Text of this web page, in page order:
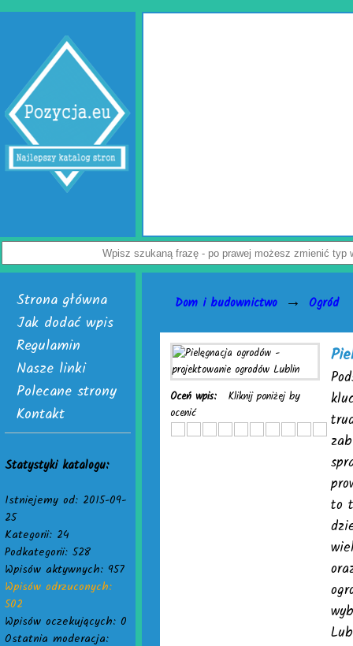
jak
siebie
Strona główna
Jak dodać wpis
Regulamin
Nasze linki
Polecane strony
Kontakt
Statystyki katalogu:
Istniejemy od: 2015-09-
25
Kategorii: 24
Podkategorii: 528
Wpisów aktywnych: 957
Wpisów odrzuconych:
502
Wpisów oczekujących: 0
Ostatnia moderacja:
Dom i budownictwo → Ogród
Oceń wpis:
Kliknij poniżej by
ocenić
to